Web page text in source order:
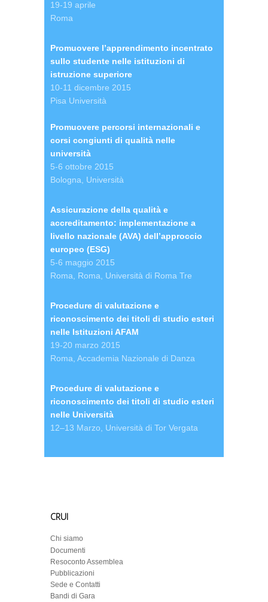
19-19 aprile
Roma
Promuovere l’apprendimento incentrato
sullo studente nelle istituzioni di
istruzione superiore
10-11 dicembre 2015
Pisa Università
Promuovere percorsi internazionali e
corsi congiunti di qualità nelle
università
5-6 ottobre 2015
Bologna, Università
Assicurazione della qualità e
accreditamento: implementazione a
livello nazionale (AVA) dell’approccio
europeo (ESG)
5-6 maggio 2015
Roma, Roma, Università di Roma Tre
Procedure di valutazione e
riconoscimento dei titoli di studio esteri
nelle Istituzioni AFAM
19-20 marzo 2015
Roma, Accademia Nazionale di Danza
Procedure di valutazione e
riconoscimento dei titoli di studio esteri
nelle Università
12–13 Marzo, Università di Tor Vergata
CRUI
Chi siamo
Documenti
Resoconto Assemblea
Pubblicazioni
Sede e Contatti
Bandi di Gara